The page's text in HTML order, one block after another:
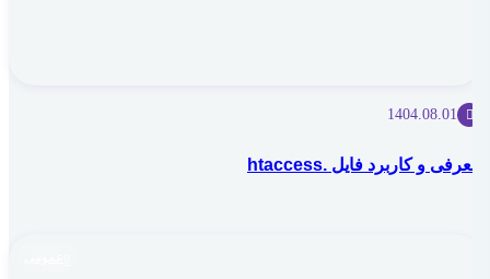
1404.08.01
معرفی و کاربرد فایل .htaccess